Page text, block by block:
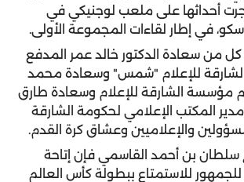
أحداثها على ملعب لوجنيكي في
في إطار لقاءات المجموعة الأولى.
من سعادة الدكتور خالد عمر المدفع
للإعلام "شمس" وسعادة محمد
مؤسسة الشارقة للإعلام وسعادة طارق
المكتب الإعلامي لحكومة الشارقة
والإعلاميين وعشاق كرة القدم.
سلطان بن أحمد القاسمي فإن إتاحة
للاستمتاع ببطولة كأس العالم